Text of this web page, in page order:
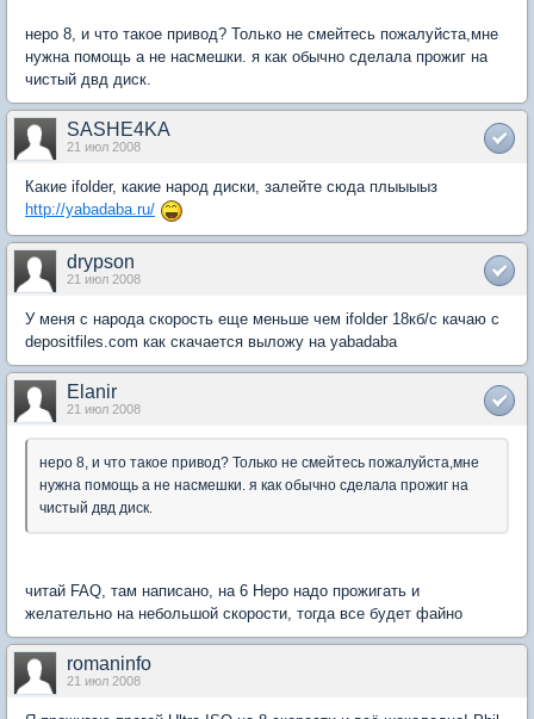
неро 8, и что такое привод? Только не смейтесь пожалуйста,мне
нужна помощь а не насмешки. я как обычно сделала прожиг на
чистый двд диск.
SASHE4KA
21 июл 2008
Какие ifolder, какие народ диски, залейте сюда плыыыыз
http://yabadaba.ru/
drypson
21 июл 2008
У меня с народа скорость еще меньше чем ifolder 18кб/с качаю с
depositfiles.com как скачается выложу на yabadaba
Elanir
21 июл 2008
неро 8, и что такое привод? Только не смейтесь пожалуйста,мне
нужна помощь а не насмешки. я как обычно сделала прожиг на
чистый двд диск.
читай FAQ, там написано, на 6 Неро надо прожигать и
желательно на небольшой скорости, тогда все будет файно
romaninfo
21 июл 2008